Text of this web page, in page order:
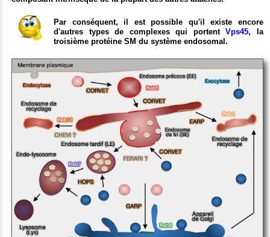
Par conséquent, il est possible qu'il existe encore
d'autres types de complexes qui portentVps45, la
troisième protéine SM du système endosomal.